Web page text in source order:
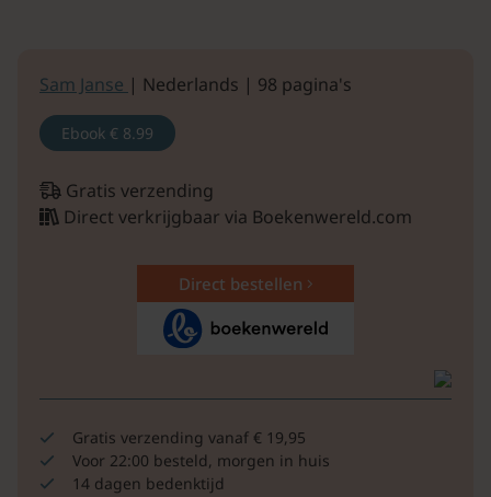
Sam Janse | Nederlands | 98 pagina's
Ebook € 8.99
Gratis verzending
Direct verkrijgbaar via Boekenwereld.com
Direct bestellen
Gratis verzending vanaf € 19,95
Voor 22:00 besteld, morgen in huis
14 dagen bedenktijd